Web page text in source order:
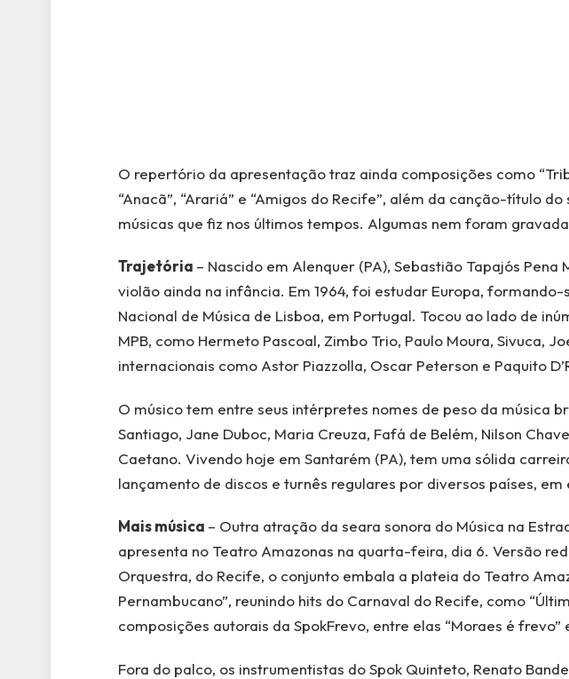
O repertório da apresentação traz ainda composições como
“Anacã”, “Arariá” e “Amigos do Recife”, além da canção-título
músicas que fiz nos últimos tempos. Algumas nem foram
Trajetória – Nascido em Alenquer (PA), Sebastião Tapajós
violão ainda na infância. Em 1964, foi estudar Europa,
Nacional de Música de Lisboa, em Portugal. Tocou ao lado de
MPB, como Hermeto Pascoal, Zimbo Trio, Paulo Moura, Sivuca,
internacionais como Astor Piazzolla, Oscar Peterson e Paquito
O músico tem entre seus intérpretes nomes de peso da música
Santiago, Jane Duboc, Maria Creuza, Fafá de Belém, Nilson
Caetano. Vivendo hoje em Santarém (PA), tem uma sólida
lançamento de discos e turnês regulares por diversos países, em
Mais música – Outra atração da seara sonora do Música na
apresenta no Teatro Amazonas na quarta-feira, dia 6. Versão
Orquestra, do Recife, o conjunto embala a plateia do Teatro
Pernambucano”, reunindo hits do Carnaval do Recife, como
composições autorais da SpokFrevo, entre elas “Moraes é frevo”
Fora do palco, os instrumentistas do Spok Quinteto, Renato